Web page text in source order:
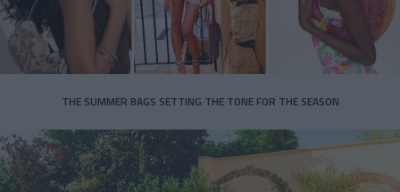
THE SUMMER BAGS SETTING THE TONE FOR THE SEASON